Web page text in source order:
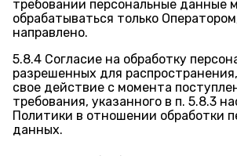
требовании персональные данные
обрабатываться только
направлено.
5.8.4 Согласие на обработку
разрешенных для
свое действие с момента
требования, указанного в п. 5.8.3
Политики в отношении обработки
данных.